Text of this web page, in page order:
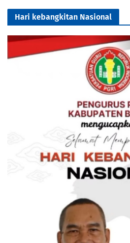
Hari kebangkitan Nasional